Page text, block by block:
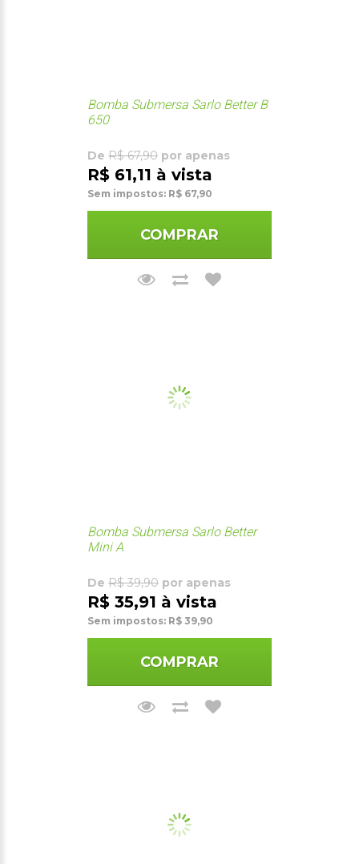
Bomba Submersa Sarlo Better B
650
De R$ 67,90 por apenas
R$ 61,11 à vista
Sem impostos: R$ 67,90
COMPRAR
Bomba Submersa Sarlo Better
Mini A
De R$ 39,90 por apenas
R$ 35,91 à vista
Sem impostos: R$ 39,90
COMPRAR